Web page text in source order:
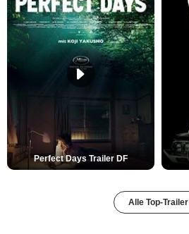
Perfect Days Trailer DF
Alle Top-Trailer